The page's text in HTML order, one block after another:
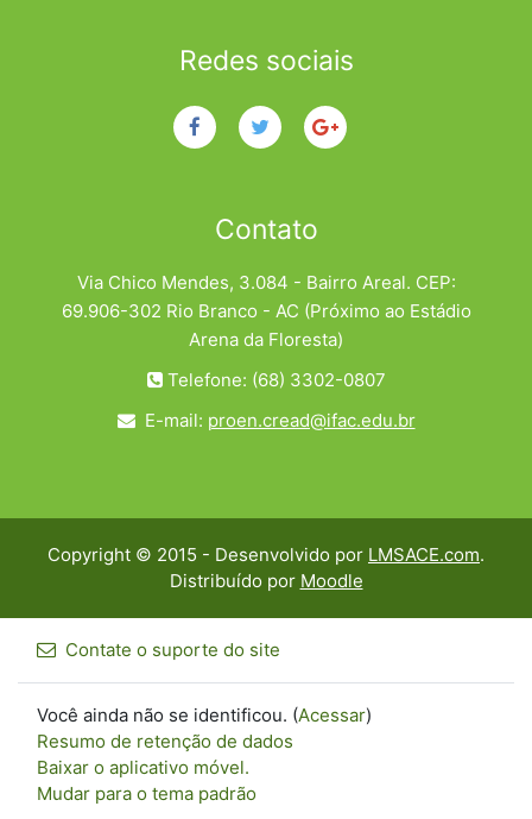
Redes sociais
Contato
Via Chico Mendes, 3.084 - Bairro Areal. CEP:
69.906-302 Rio Branco - AC (Próximo ao Estádio
Arena da Floresta)
Telefone: (68) 3302-0807
E-mail: proen.cread@ifac.edu.br
Copyright © 2015 - Desenvolvido por LMSACE.com.
Distribuído por Moodle
Contate o suporte do site
Você ainda não se identificou. (Acessar)
Resumo de retenção de dados
Baixar o aplicativo móvel.
Mudar para o tema padrão